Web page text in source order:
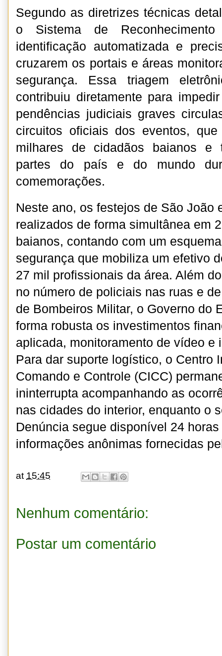
Segundo as diretrizes técnicas
o Sistema de
identificação automatizada e
cruzarem os portais e áreas
segurança. Essa triagem
contribuiu diretamente para
pendências judiciais graves
circuitos oficiais dos eventos, que
milhares de cidadãos baianos e
partes do país e do mundo
comemorações.
Neste ano, os festejos de São João
realizados de forma simultânea em
baianos, contando com um
segurança que mobiliza um efetivo
27 mil profissionais da área. Além
no número de policiais nas ruas e
de Bombeiros Militar, o Governo do
forma robusta os investimentos
aplicada, monitoramento de vídeo e
Para dar suporte logístico, o Centro
Comando e Controle (CICC)
ininterrupta acompanhando as
nas cidades do interior, enquanto o
Denúncia segue disponível 24
informações anônimas fornecidas
at 15:45
Nenhum comentário:
Postar um comentário